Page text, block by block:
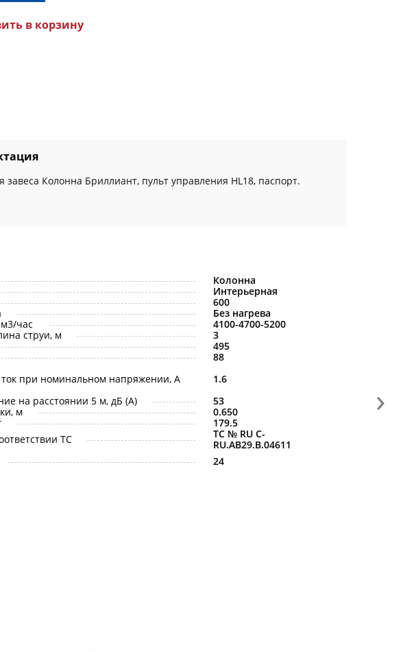
в корзину
завеса Колонна Бриллиант, пульт управления HL18, паспорт.
Колонна
Интерьерная
600
Без нагрева
м3/час
4100-4700-5200
струи, м
3
495
88
при номинальном напряжении, A
1.6
на расстоянии 5 м, дБ (A)
53
м
0.650
179.5
ТС
ТС № RU С-
RU.АB29.B.04611
24
›